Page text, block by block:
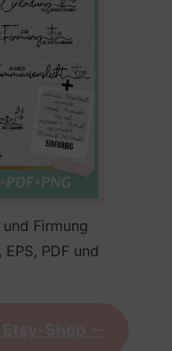
Firmung
PDF und